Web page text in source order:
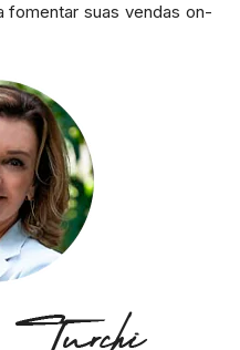
fomentar suas vendas on-